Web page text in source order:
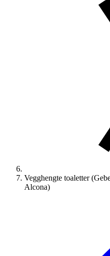
Vegghengte toaletter
Alcona)